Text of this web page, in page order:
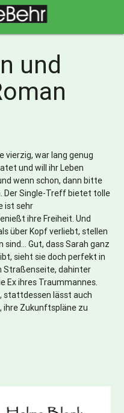
und
vierzig, war lang genug
und will ihr Leben
wenn schon, dann bitte
Der Single-Treff bietet tolle
ist sehr
ihre Freiheit. Und
über Kopf verliebt, stellen
Gut, dass Sarah ganz
sieht sie doch perfekt in
Straßenseite, dahinter
Ex ihres Traummannes.
stattdessen lässt auch
ihre Zukunftspläne zu